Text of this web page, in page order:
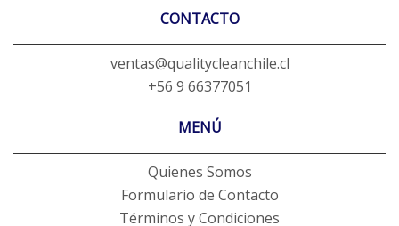
CONTACTO
ventas@qualitycleanchile.cl
+56 9 66377051
MENÚ
Quienes Somos
Formulario de Contacto
Términos y Condiciones